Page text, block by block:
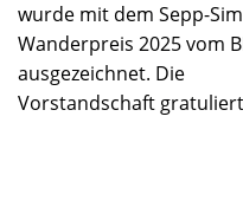
wurde mit dem Sepp-
Wanderpreis 2025 vom
ausgezeichnet. Die
Vorstandschaft